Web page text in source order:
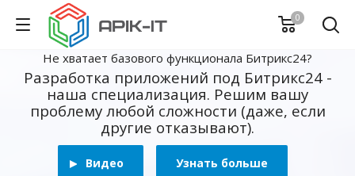
0
Не хватает базового функционала Битрикс24?
Разработка приложений под Битрикс24 -
наша специализация. Решим вашу
проблему любой сложности (даже, если
другие отказывают).
Видео Узнать больше